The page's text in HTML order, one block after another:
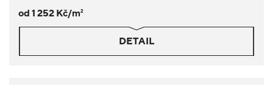
od 1 252 Kč/m2
DETAIL